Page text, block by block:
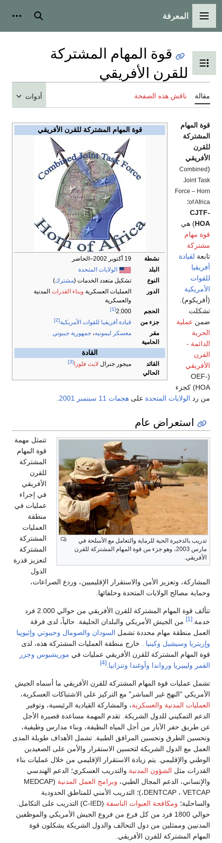
القائمة الرئيسية
المعرفة بحث
تبديل عرض جدول المحتويات
قوة المهام المشتركة
للقرن الأفريقي
مقالة ناقش هذه الصفحة أدوات
قوة المهام المشتركة للقرن الأفريقي
نشطة
19 أكتوبر 2002–الحاضر
البلد
الولايات المتحدة
النوع
تشكيل متعدد الخدمات (مشترك)
الدور
العمليات العسكرية وبناء القدرات المدنية
والعسكرية
الحجم
2.000
[1]
جزء من قيادة أفريقيا للقوات الأمريكية[2]
مقر
الحامية
معسكر ليمونيه، جمهورية جيبوتي
القادة
القائد
الحالي
ميجور جنرال لاپث فلورا [3]
قوة المهام
المشتركة
للقرن
الأفريقي
(
Combined
Joint Task
Force – Horn
of Africa؛
CJTF-
HOA) هي
قوة مهام
مشتركة
تابعة لقيادة
أفريقيا
للقوات
الأمريكية
(أفريكوم).
تشكلت
ضمن عملية
الحرية
الدائمة -
القرن
الأفريقي
(OEF-
HOA) كجزء
من رد الولايات المتحدة على هجمات 11 سبتمبر 2001
استعراض عام
تدريب بالذخيرة الحية للرماية والتعامل مع الأسلحة في
مارس 2003، وهو جزء من قوة المهام المشتركة للقرن
الأفريقي.
تتمثل مهمة
قوة المهام
المشتركة
للقرن
الأفريقي
في إجراء
عمليات في
منطقة
العمليات
المشتركة
المشتركة
لتعزيز قدرة
الدول
المشاركة، وتعزيز الأمن والاستقرار الإقليميين، وردع الصراعات،
وحماية مصالح الولايات المتحدة وحلفائها.
تتألف قوة المهام المشتركة للقرن الأفريقي من حوالي 2.000 فرد
خدمة.[1]
من الجيش الأمريكي والبلدان الحليفة. حالياً، لدى فرقة
العمل منطقة مهام محددة تشمل السودان والصومال وجيبوتي وإثيوپيا
وإريتريا وسيشيل وكينيا . خارج منطقة العمليات المشتركة هذه، لدى
قوة المهام المشتركة للقرن الأفريقي عمليات في موريشيوس وجزر
القمر وليبيريا ورواندا وأوغندا وتنزانيا.
[4]
تشمل عمليات قوة المهام المشتركة للقرن الأفريقي ما أسماه الجيش
الأمريكي "النهج غير المباشر" مع التركيز على الاشتباكات العسكرية،
العمليات المدنية والعسكرية، والمشاركة القيادية الرئيسية، وتوفير
الدعم التمكيني للدول الشريكة. تقدم المهمة مساعدة قصيرة الأجل
عن طريق حفر الآبار من أجل المياه النظيفة، وبناء مدارس وظيفية،
وتحسين الطرق وتحسين المرافق الطبية. تشمل الأهداف طويلة المدى
العمل مع الدول الشريكة لتحسين الاستقرار والأمن على الصعيدين
الوطني والإقليمي. يتم زيادة الاستقرار الإقليمي من خلال عمليات بناء
القدرات مثل الشؤون المدنية والتدريب العسكري؛ الدعم الهندسي
والإنساني، الدعم المجال الطبي، وبرامج العمل المدنية
(MEDCAP
،DENTCAP ، VETCAP)؛ التدريب الأمني ​​للمناطق الحدودية
والساحلية؛ ومكافحة العبوات الناسفة
(C-IED) التدريب على التكامل.
حوالي 1800 فرد من كل فرع من فروع الجيش الأمريكي والموظفين
المدنيين وممثلين من دول التحالف والدول الشريكة يشكلون قوة
المهام المشتركة للقرن الأفريقي.